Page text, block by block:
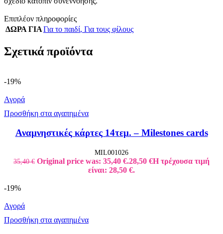
Επιπλέον πληροφορίες
ΔΩΡΑ ΓΙΑΓια το παιδί, Για τους φίλους
Σχετικά προϊόντα
-19%
Αγορά
Προσθήκη στα αγαπημένα
Αναμνηστικές κάρτες 14τεμ. – Milestones cards
MIL001026
35,40€ Original price was: 35,40 €.28,50 €Η τρέχουσα τιμή
είναι: 28,50 €.
-19%
Αγορά
Προσθήκη στα αγαπημένα